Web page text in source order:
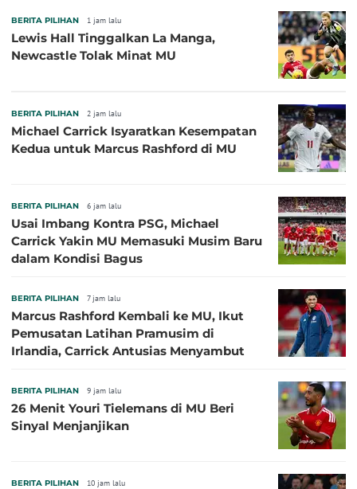
BERITA PILIHAN 1 jam lalu
Lewis Hall Tinggalkan La Manga,
Newcastle Tolak Minat MU
BERITA PILIHAN 2 jam lalu
Michael Carrick Isyaratkan Kesempatan
Kedua untuk Marcus Rashford di MU
BERITA PILIHAN 6 jam lalu
Usai Imbang Kontra PSG, Michael
Carrick Yakin MU Memasuki Musim Baru
dalam Kondisi Bagus
BERITA PILIHAN 7 jam lalu
Marcus Rashford Kembali ke MU, Ikut
Pemusatan Latihan Pramusim di
Irlandia, Carrick Antusias Menyambut
BERITA PILIHAN 9 jam lalu
26 Menit Youri Tielemans di MU Beri
Sinyal Menjanjikan
BERITA PILIHAN 10 jam lalu